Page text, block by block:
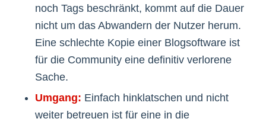
noch Tags beschränkt, kommt auf die Dauer
nicht um das Abwandern der Nutzer herum.
Eine schlechte Kopie einer Blogsoftware ist
für die Community eine definitiv verlorene
Sache.
Umgang: Einfach hinklatschen und nicht
weiter betreuen ist für eine in die